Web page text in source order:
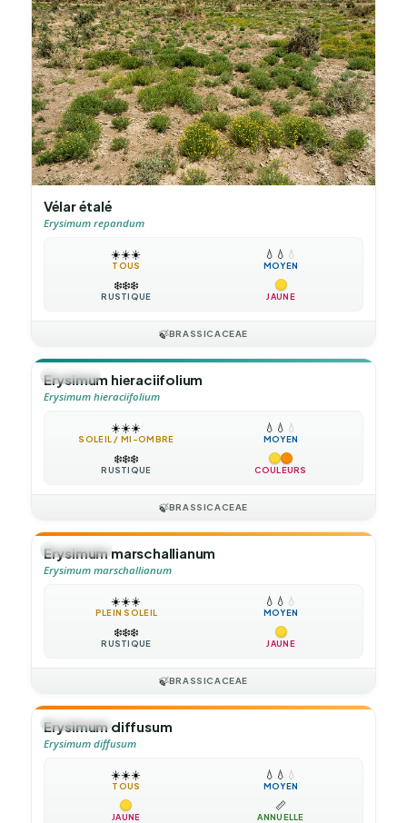
Vélar étalé
Erysimum repandum
☀️☀️☀️
TOUS
💧 💧 💧
MOYEN
❄️❄️❄️
RUSTIQUE JAUNE
🍃BRASSICACEAE
🪴VIVACE
Erysimum hieraciifolium
Erysimum hieraciifolium
☀️☀️☀️
SOLEIL / MI-OMBRE
💧 💧 💧
MOYEN
❄️❄️❄️
RUSTIQUE COULEURS
🍃BRASSICACEAE
🌻ANNUELLE
Erysimum marschallianum
Erysimum marschallianum
☀️☀️☀️
PLEIN SOLEIL
💧 💧 💧
MOYEN
❄️❄️❄️
RUSTIQUE JAUNE
🍃BRASSICACEAE
🌻ANNUELLE
Erysimum diffusum
Erysimum diffusum
☀️☀️☀️
TOUS
💧 💧 💧
MOYEN
JAUNE
📏
ANNUELLE